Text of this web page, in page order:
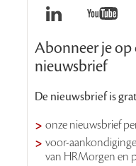
Abonneer je op
nieuwsbrief
De nieuwsbrief is
onze nieuwsbrief
voor-
van HRMorgen en